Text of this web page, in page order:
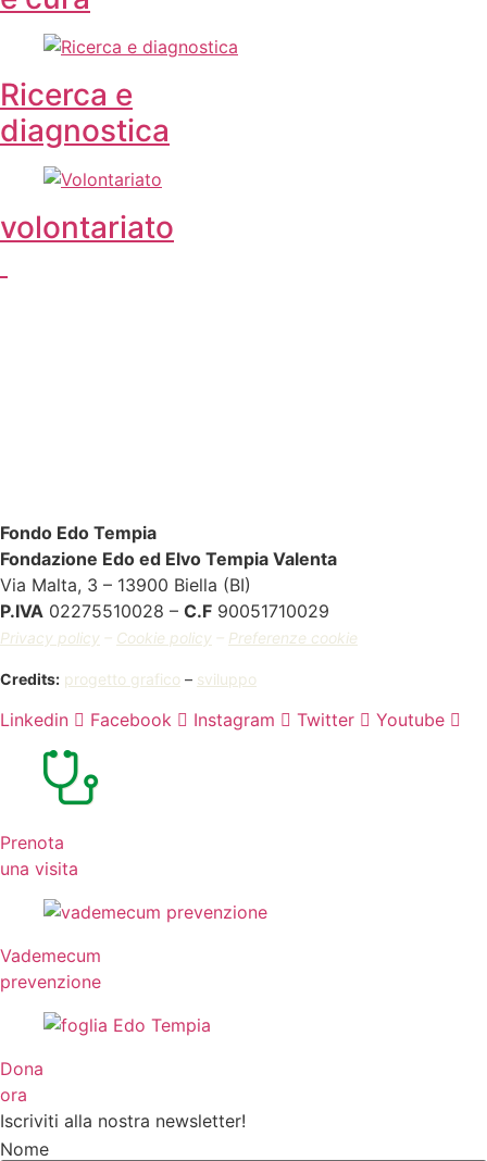
Ricerca e
diagnostica
volontariato
Fondo Edo Tempia
Fondazione Edo ed Elvo Tempia Valenta
Via Malta, 3 – 13900 Biella (BI)
P.IVA 02275510028 – C.F 90051710029
Privacy policy Cookie policy Preferenze cookie
Credits: progetto grafico – sviluppo
Linkedin Facebook Instagram Twitter Youtube
Prenota
una visita
Vademecum
prevenzione
Dona
ora
Iscriviti alla nostra newsletter!
Nome